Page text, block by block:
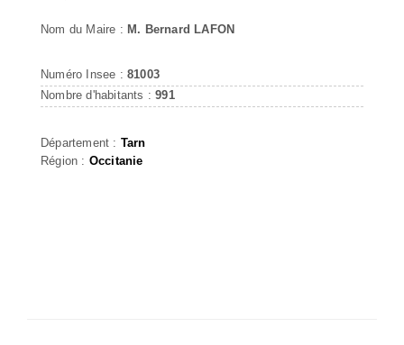
Nom du Maire : M. Bernard LAFON
Numéro Insee : 81003
Nombre d'habitants :991
Département : Tarn
Région : Occitanie